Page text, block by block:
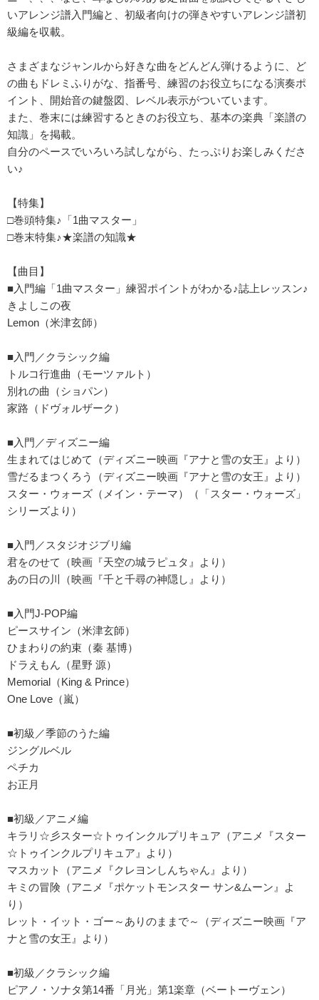
いアレンジ譜入門編と、初級者向けの弾きやすいアレンジ譜初
級編を収載。
さまざまなジャンルから好きな曲をどんどん弾けるように、ど
の曲もドレミふりがな、指番号、練習のお役立ちになる演奏ポ
イント、開始音の鍵盤図、レベル表示がついています。
また、巻末には練習するときのお役立ち、基本の楽典「楽譜の
知識」を掲載。
自分のペースでいろいろ試しながら、たっぷりお楽しみくださ
い♪
【特集】
□巻頭特集♪「1曲マスター」
□巻末特集♪★楽譜の知識★
【曲目】
■入門編「1曲マスター」練習ポイントがわかる♪誌上レッスン♪
きよしこの夜
Lemon（米津玄師）
■入門／クラシック編
トルコ行進曲（モーツァルト）
別れの曲（ショパン）
家路（ドヴォルザーク）
■入門／ディズニー編
生まれてはじめて（ディズニー映画『アナと雪の女王』より）
雪だるまつくろう（ディズニー映画『アナと雪の女王』より）
スター・ウォーズ（メイン・テーマ）（「スター・ウォーズ」
シリーズより）
■入門／スタジオジブリ編
君をのせて（映画『天空の城ラピュタ』より）
あの日の川（映画『千と千尋の神隠し』より）
■入門J-POP編
ピースサイン（米津玄師）
ひまわりの約束（秦 基博）
ドラえもん（星野 源）
Memorial（King & Prince）
One Love（嵐）
■初級／季節のうた編
ジングルベル
ペチカ
お正月
■初級／アニメ編
キラリ☆彡スター☆トゥインクルプリキュア（アニメ『スター
☆トゥインクルプリキュア』より）
マスカット（アニメ『クレヨンしんちゃん』より）
キミの冒険（アニメ『ポケットモンスター サン&ムーン』よ
り）
レット・イット・ゴー～ありのままで～（ディズニー映画『ア
ナと雪の女王』より）
■初級／クラシック編
ピアノ・ソナタ第14番「月光」第1楽章（ベートーヴェン）